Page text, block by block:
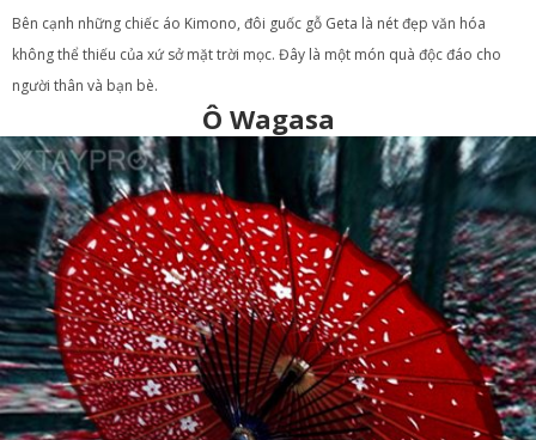
Bên cạnh những chiếc áo Kimono, đôi guốc gỗ Geta là nét đẹp văn hóa
không thể thiếu của xứ sở mặt trời mọc. Đây là một món quà độc đáo cho
người thân và bạn bè.
Ô Wagasa